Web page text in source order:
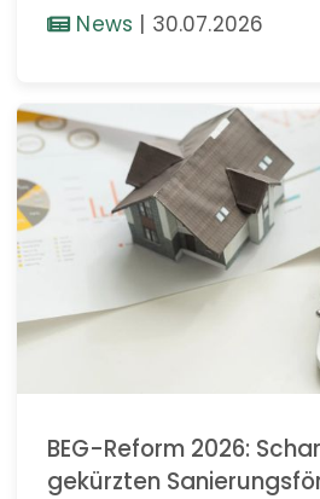
News | 30.07.2026
BEG-Reform 2026:
gekürzten